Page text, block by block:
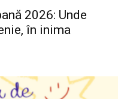
2026: Unde
în inima